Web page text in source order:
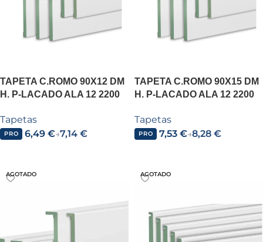
TAPETA C.ROMO 90X12 DM
H. P-LACADO ALA 12 2200
Tapetas
PRO 6,49€→7,14€
TAPETA C.ROMO 90X15 DM
H. P-LACADO ALA 12 2200
Tapetas
PRO 7,53€→8,28€
AGOTADO AGOTADO